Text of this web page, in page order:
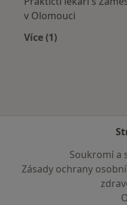
v Olomouci
Více (1)
Soukromí a
Zásady ochrany